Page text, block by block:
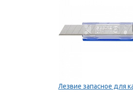
Лезвие запасное для